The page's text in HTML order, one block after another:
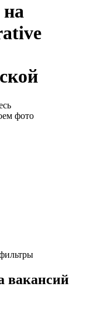
на
фото
вакансий